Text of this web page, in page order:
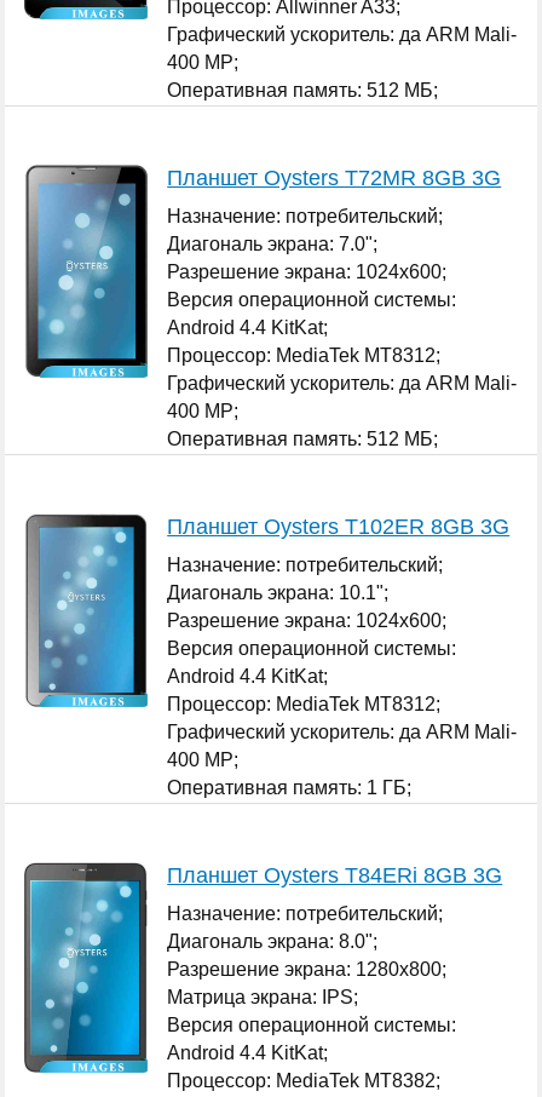
Процессор: Allwinner A33;
Графический ускоритель: да ARM Mali-
400 MP;
Оперативная память: 512 МБ;
Планшет Oysters T72MR 8GB 3G
Назначение: потребительский;
Диагональ экрана: 7.0";
Разрешение экрана: 1024x600;
Версия операционной системы:
Android 4.4 KitKat;
Процессор: MediaTek MT8312;
Графический ускоритель: да ARM Mali-
400 MP;
Оперативная память: 512 МБ;
Планшет Oysters T102ER 8GB 3G
Назначение: потребительский;
Диагональ экрана: 10.1";
Разрешение экрана: 1024x600;
Версия операционной системы:
Android 4.4 KitKat;
Процессор: MediaTek MT8312;
Графический ускоритель: да ARM Mali-
400 MP;
Оперативная память: 1 ГБ;
Планшет Oysters T84ERi 8GB 3G
Назначение: потребительский;
Диагональ экрана: 8.0";
Разрешение экрана: 1280x800;
Матрица экрана: IPS;
Версия операционной системы:
Android 4.4 KitKat;
Процессор: MediaTek MT8382;